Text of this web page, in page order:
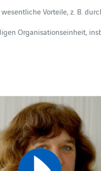
Vorteile, z. B.
Organisationseinheit,